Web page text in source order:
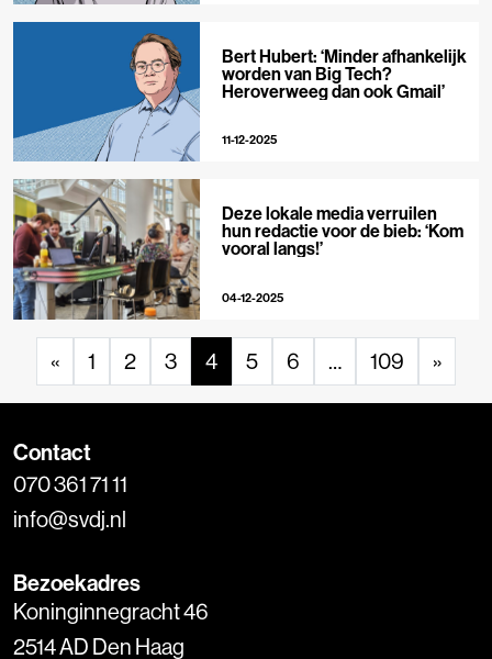
Bert Hubert: ‘Minder afhankelijk
worden van Big Tech?
Heroverweeg dan ook Gmail’
11-12-2025
Deze lokale media verruilen
hun redactie voor de bieb: ‘Kom
vooral langs!’
04-12-2025
« 1 2 3 4 5 6 … 109 »
Contact
070 361 71 11
info@svdj.nl
Bezoekadres
Koninginnegracht 46
2514 AD Den Haag